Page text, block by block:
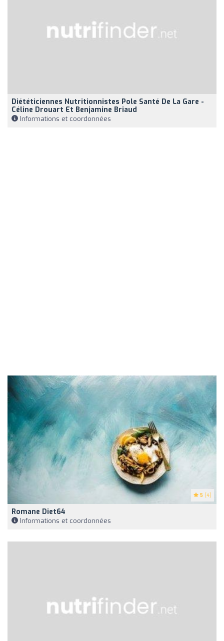
Diététiciennes Nutritionnistes Pole Santé De La Gare -
Céline Drouart Et Benjamine Briaud
Informations et coordonnées
5 (4)
Romane Diet64
Informations et coordonnées